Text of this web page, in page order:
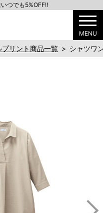
MENU
つでも5%OFF!!
プリント商品一覧 > シャツワ